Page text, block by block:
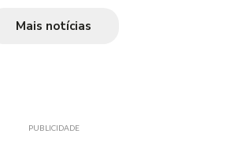
Mais notícias
PUBLICIDADE